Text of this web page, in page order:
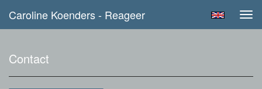
Caroline Koenders - Reageer
Contact